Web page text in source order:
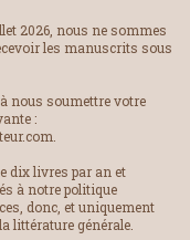
2026, nous ne sommes
les manuscrits sous
nous soumettre votre
:
dix livres par an et
à notre politique
donc, et uniquement
littérature générale.